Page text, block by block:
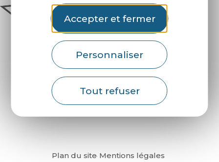
Accepter et fermer
Personnaliser
Tout refuser
Comment venir ?
Plan du site Mentions légales